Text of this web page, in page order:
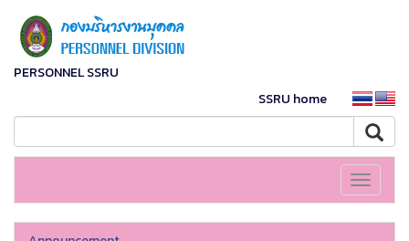
PERSONNEL SSRU
SSRU home
Toggle